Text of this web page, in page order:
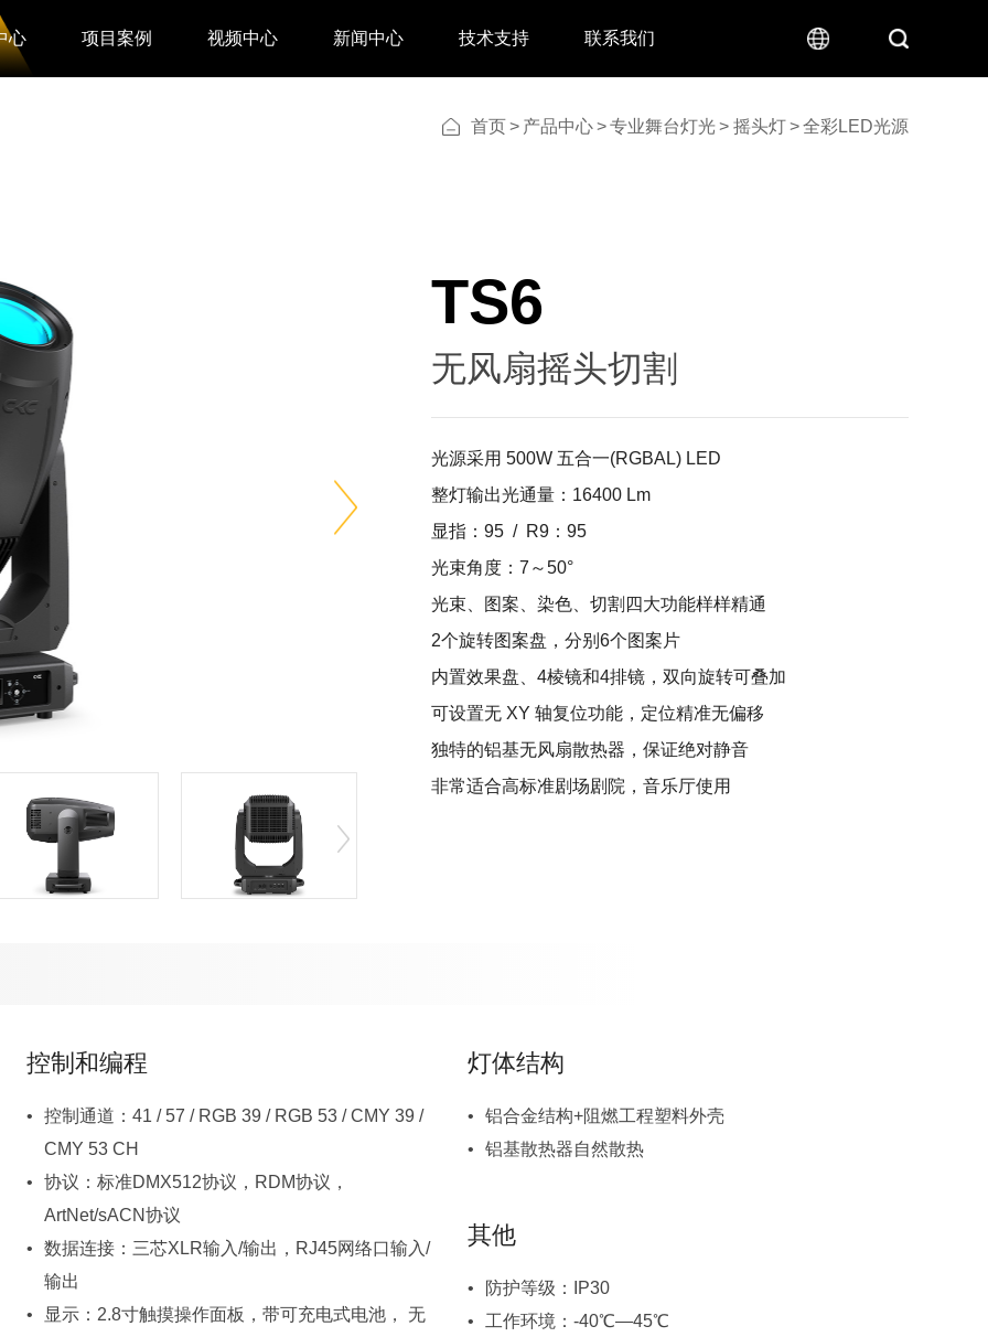
心 项目案例 视频中心 新闻中心 技术支持 联系我们
首页 > 产品中心>专业舞台灯光 > 摇头灯>全彩LED光源
TS6
无风扇摇头切割
光源采用 500W 五合一(RGBAL) LED
整灯输出光通量：16400 Lm
显指：95 / R9：95
光束角度：7～50°
光束、图案、染色、切割四大功能样样精通
2个旋转图案盘，分别6个图案片
内置效果盘、4棱镜和4排镜，双向旋转可叠加
可设置无 XY 轴复位功能，定位精准无偏移
独特的铝基无风扇散热器，保证绝对静音
非常适合高标准剧场剧院，音乐厅使用
控制和编程
CMY 53 CH
ArtNet/sACN协议
输出
灯体结构
铝合金结构+阻燃工程塑料外壳
铝基散热器自然散热
其他
防护等级：IP30
工作环境：-40℃—45℃